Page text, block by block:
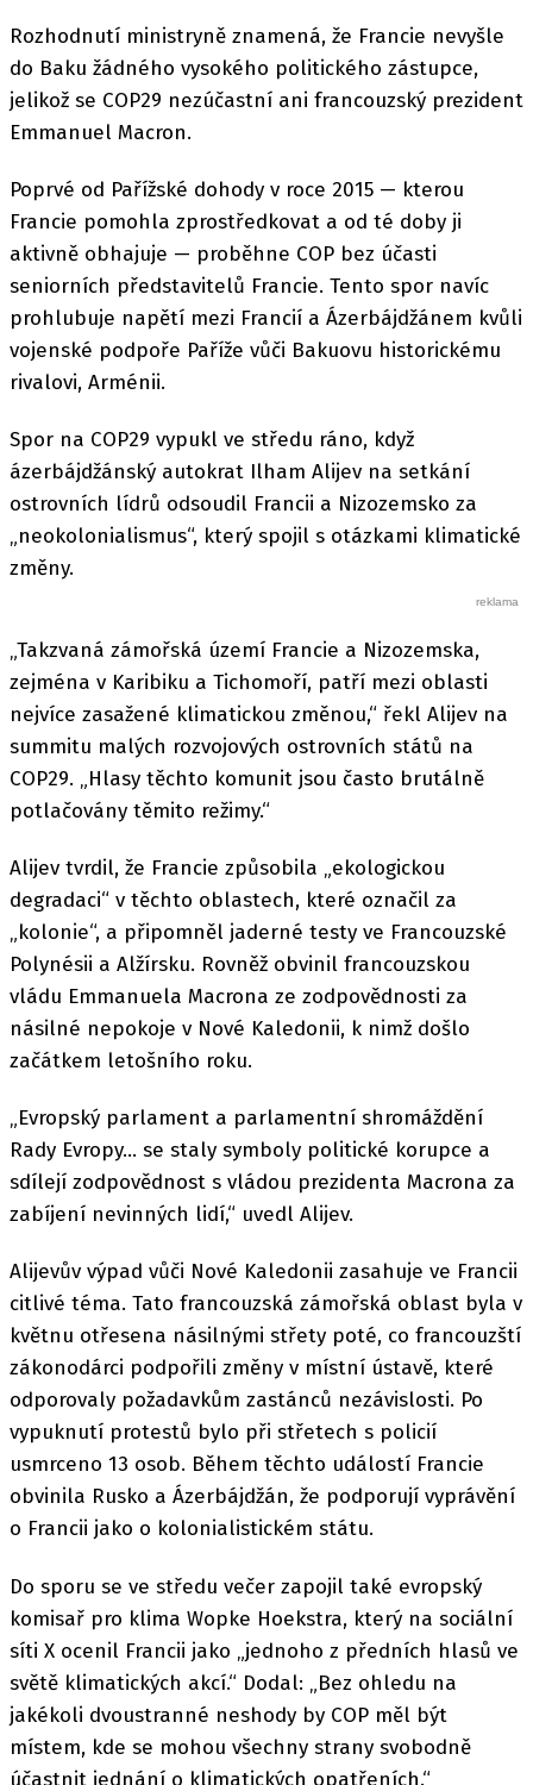
Rozhodnutí ministryně znamená, že Francie nevyšle
do Baku žádného vysokého politického zástupce,
jelikož se COP29 nezúčastní ani francouzský prezident
Emmanuel Macron.
Poprvé od Pařížské dohody v roce 2015 — kterou
Francie pomohla zprostředkovat a od té doby ji
aktivně obhajuje — proběhne COP bez účasti
seniorních představitelů Francie. Tento spor navíc
prohlubuje napětí mezi Francií a Ázerbájdžánem kvůli
vojenské podpoře Paříže vůči Bakuovu historickému
rivalovi, Arménii.
Spor na COP29 vypukl ve středu ráno, když
ázerbájdžánský autokrat Ilham Alijev na setkání
ostrovních lídrů odsoudil Francii a Nizozemsko za
„neokolonialismus“, který spojil s otázkami klimatické
změny.
„Takzvaná zámořská území Francie a Nizozemska,
zejména v Karibiku a Tichomoří, patří mezi oblasti
nejvíce zasažené klimatickou změnou,“ řekl Alijev na
summitu malých rozvojových ostrovních států na
COP29. „Hlasy těchto komunit jsou často brutálně
potlačovány těmito režimy.“
Alijev tvrdil, že Francie způsobila „ekologickou
degradaci“ v těchto oblastech, které označil za
„kolonie“, a připomněl jaderné testy ve Francouzské
Polynésii a Alžírsku. Rovněž obvinil francouzskou
vládu Emmanuela Macrona ze zodpovědnosti za
násilné nepokoje v Nové Kaledonii, k nimž došlo
začátkem letošního roku.
„Evropský parlament a parlamentní shromáždění
Rady Evropy… se staly symboly politické korupce a
sdílejí zodpovědnost s vládou prezidenta Macrona za
zabíjení nevinných lidí,“ uvedl Alijev.
Alijevův výpad vůči Nové Kaledonii zasahuje ve Francii
citlivé téma. Tato francouzská zámořská oblast byla v
květnu otřesena násilnými střety poté, co francouzští
zákonodárci podpořili změny v místní ústavě, které
odporovaly požadavkům zastánců nezávislosti. Po
vypuknutí protestů bylo při střetech s policií
usmrceno 13 osob. Během těchto událostí Francie
obvinila Rusko a Ázerbájdžán, že podporují vyprávění
o Francii jako o kolonialistickém státu.
Do sporu se ve středu večer zapojil také evropský
komisař pro klima Wopke Hoekstra, který na sociální
síti X ocenil Francii jako „jednoho z předních hlasů ve
světě klimatických akcí.“ Dodal: „Bez ohledu na
jakékoli dvoustranné neshody by COP měl být
místem, kde se mohou všechny strany svobodně
účastnit jednání o klimatických opatřeních.“